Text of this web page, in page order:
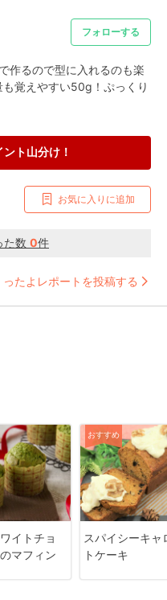
フォローする
作るので型に入れるのも楽
覚えやすい50g！ぷっくり
ト山分け！
お気に入りに追加
た数 0件
ったよレポートを投稿する
イトチョ
マフィン
おすすめ
スパイシーキャ
トケーキ